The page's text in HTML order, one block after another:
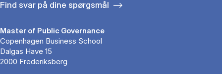
Find svar på dine spørgsmål
Master of Public Governance
Copenhagen Business School
Dalgas Have 15
2000 Frederiksberg